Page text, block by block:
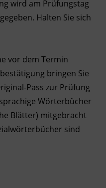
wird am Prüfungstag
Halten Sie sich
vor dem Termin
bringen Sie
Pass zur Prüfung
Wörterbücher
Blätter) mitgebracht
sind